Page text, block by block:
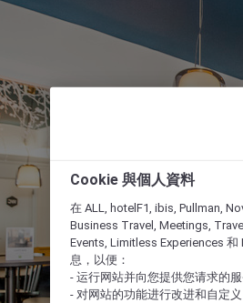
Cookie 與個人資料
在 ALL, hotelF1, ibis, Pullman,
Business Travel, Meetings,
Events, Limitless Experiences 和
息，以便：
- 运行网站并向您提供您请求的
- 对网站的功能进行改进和自定义